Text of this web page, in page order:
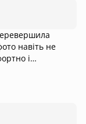
навіть не
і
видом - це
ніби її
Також
зоною для